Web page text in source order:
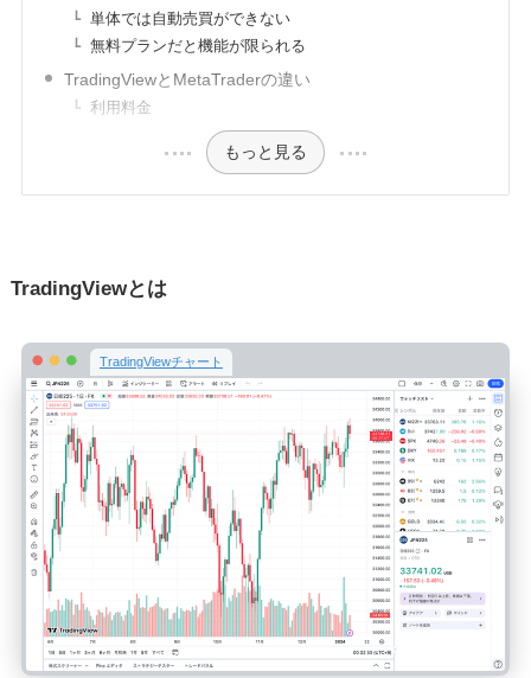
単体では自動売買ができない
無料プランだと機能が限られる
TradingViewとMetaTraderの違い
利用料金
もっと見る
TradingViewとは
TradingViewチャート